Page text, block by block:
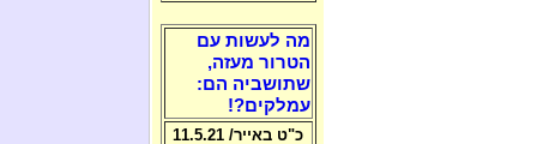
מה לעשות עם
הטרור מעזה,
שתושביה הם:
עמלקים?!
כ"ט באייר/ 11.5.21